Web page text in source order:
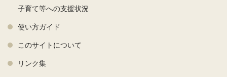
子育て等への支援状況
使い方ガイド
このサイトについて
リンク集